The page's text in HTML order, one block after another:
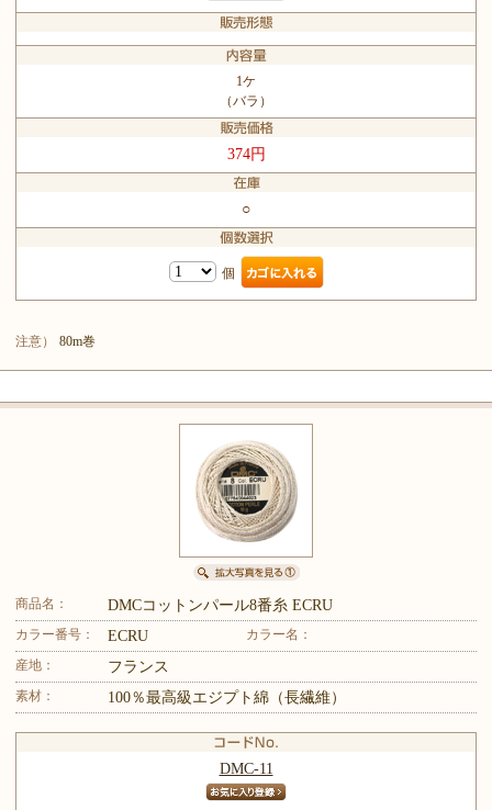
1ケ
（バラ）
374円
○
個
注意） 80m巻
商品名： DMCコットンパール8番糸 ECRU
カラー番号： ECRU
カラー名：
産地：
フランス
素材： 100％最高級エジプト綿（長繊維）
DMC-11